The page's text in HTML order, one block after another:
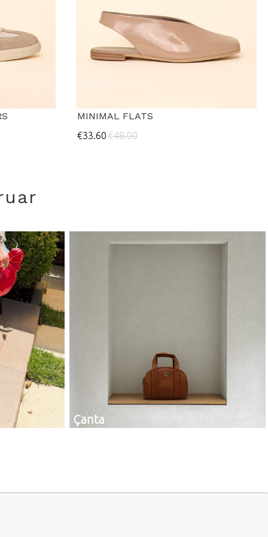
MINIMAL FLATS
€33.60 €48.00
Çanta